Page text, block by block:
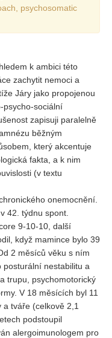
psychosomatic
k ambici této
zachytit nemoci a
Járy jako propojenou
psycho-sociální
zapisuji paralelně
běžným
který akcentuje
fakta, a k nim
(v textu
onemocnění.
42. týdnu spont.
9-10-10, další
když mamince bylo 39
2 měsíců věku s ním
posturální nestabilitu a
trupu, psychomotorický
V 18 měsících byl 11
tváře (celkově 2,1
podstoupil
alergoimunologem pro